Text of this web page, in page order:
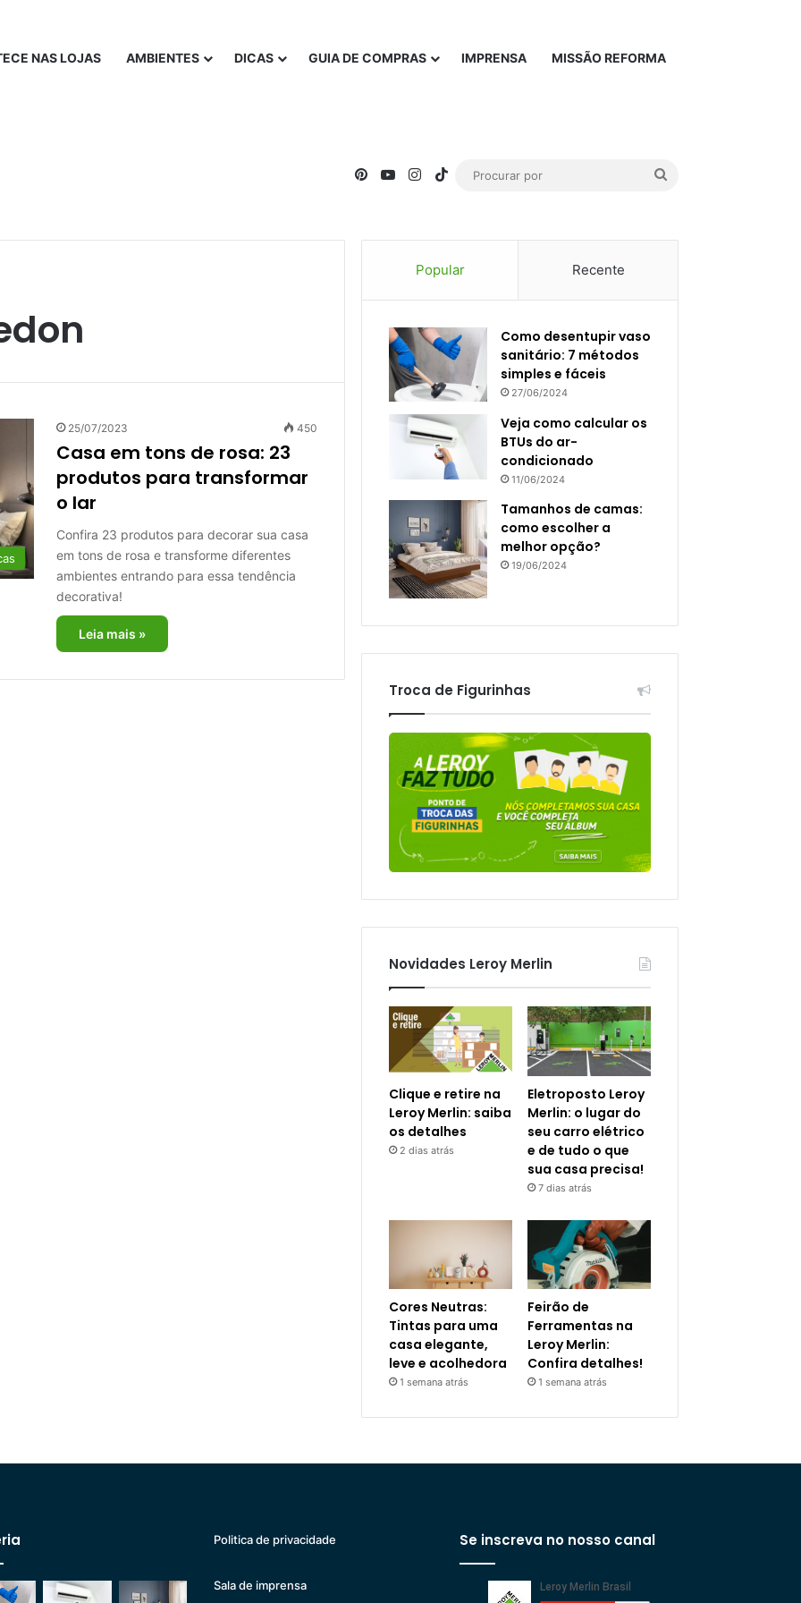
NAS LOJAS AMBIENTES DICAS GUIA DE COMPRAS IMPRENSA MISSÃO REFORMA
PinterestYouTubeInstagram
TikTok
25/07/2023 450
Casa em tons de rosa: 23
produtos para transformar
o lar
Confira 23 produtos para decorar sua casa
em tons de rosa e transforme diferentes
ambientes entrando para essa tendência
decorativa!
Leia mais »
Popular Recente
Como desentupir vaso
sanitário: 7 métodos
simples e fáceis
27/06/2024
Veja como calcular os
BTUs do ar-
condicionado
11/06/2024
Tamanhos de camas:
como escolher a
melhor opção?
19/06/2024
Troca de Figurinhas
Novidades Leroy Merlin
Clique e retire na
Leroy Merlin: saiba
os detalhes
2 dias atrás
Eletroposto Leroy
Merlin: o lugar do
seu carro elétrico
e de tudo o que
sua casa precisa!
7 dias atrás
Cores Neutras:
Tintas para uma
casa elegante,
leve e acolhedora
1 semana atrás
Feirão de
Ferramentas na
Leroy Merlin:
Confira detalhes!
1 semana atrás
Politica de privacidade
Sala de imprensa
Se inscreva no nosso canal